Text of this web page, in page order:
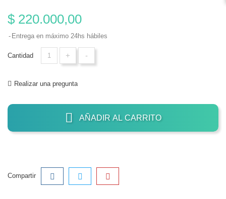
$ 220.000,00
Entrega en máximo 24hs hábiles
Cantidad + -
Realizar una pregunta
AÑADIR AL CARRITO
Compartir